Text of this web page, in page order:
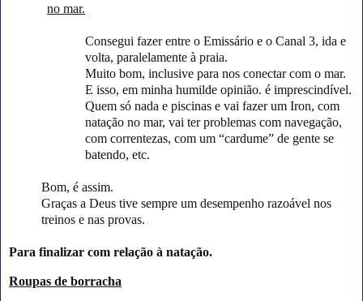
no mar.
Consegui fazer entre o Emissário e o Canal 3, ida e
volta, paralelamente à praia.
Muito bom, inclusive para nos conectar com o mar.
E isso, em minha humilde opinião. é imprescindível.
Quem só nada e piscinas e vai fazer um Iron, com
natação no mar, vai ter problemas com navegação,
com correntezas, com um “cardume” de gente se
batendo, etc.
Bom, é assim.
Graças a Deus tive sempre um desempenho razoável nos
treinos e nas provas.
Para finalizar com relação à natação.
Roupas de borracha